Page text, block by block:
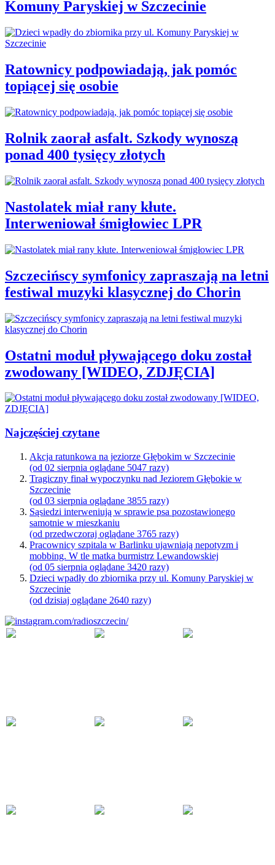
Komuny Paryskiej w Szczecinie
Ratownicy podpowiadają, jak pomóc
topiącej się osobie
Rolnik zaorał asfalt. Szkody wynoszą
ponad 400 tysięcy złotych
Nastolatek miał rany kłute.
Interweniował śmigłowiec LPR
Szczecińscy symfonicy zapraszają na letni
festiwal muzyki klasycznej do Chorin
Ostatni moduł pływającego doku został
zwodowany [WIDEO, ZDJĘCIA]
Najczęściej czytane
Akcja ratunkowa na jeziorze Głębokim w Szczecinie
(od 02 sierpnia oglądane 5047 razy)
Tragiczny finał wypoczynku nad Jeziorem Głębokie w
Szczecinie
(od 03 sierpnia oglądane 3855 razy)
Sąsiedzi interweniują w sprawie psa pozostawionego
samotnie w mieszkaniu
(od przedwczoraj oglądane 3765 razy)
Pracownicy szpitala w Barlinku ujawniają nepotyzm i
mobbing. W tle matka burmistrz Lewandowskiej
(od 05 sierpnia oglądane 3420 razy)
Dzieci wpadły do zbiornika przy ul. Komuny Paryskiej w
Szczecinie
(od dzisiaj oglądane 2640 razy)